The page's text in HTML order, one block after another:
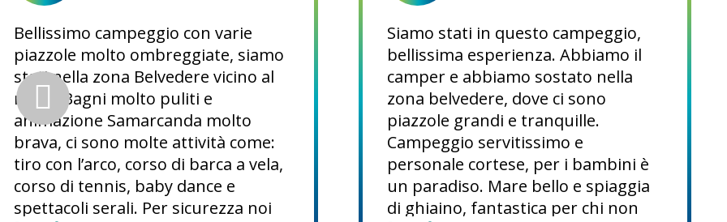
Bellissimo campeggio con varie
piazzole molto ombreggiate, siamo
stati nella zona Belvedere vicino al
mare. Bagni molto puliti e
animazione Samarcanda molto
brava, ci sono molte attività come:
tiro con l’arco, corso di barca a vela,
corso di tennis, baby dance e
spettacoli serali. Per sicurezza noi
Siamo stati in questo campeggio,
bellissima esperienza. Abbiamo il
camper e abbiamo sostato nella
zona belvedere, dove ci sono
piazzole grandi e tranquille.
Campeggio servitissimo e
personale cortese, per i bambini è
un paradiso. Mare bello e spiaggia
di ghiaino, fantastica per chi non